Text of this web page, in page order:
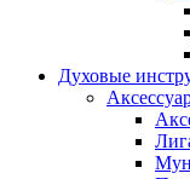
Духовые